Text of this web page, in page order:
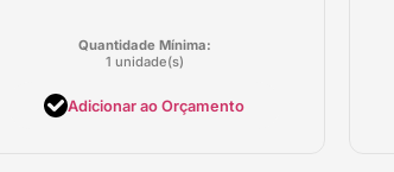
Quantidade Mínima:
1 unidade(s)
Adicionar ao Orçamento